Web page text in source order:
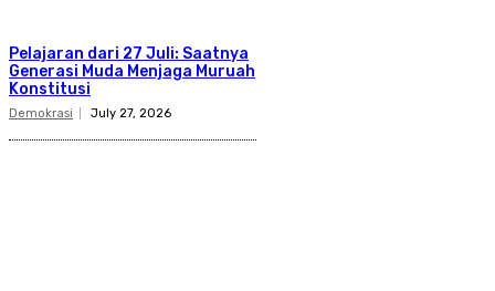
Pelajaran dari 27 Juli: Saatnya
Generasi Muda Menjaga Muruah
Konstitusi
Demokrasi July 27, 2026